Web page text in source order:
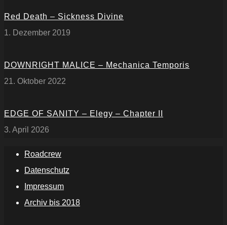
Red Death – Sickness Divine
1. Dezember 2019
DOWNRIGHT MALICE – Mechanica Temporis
21. Oktober 2022
EDGE OF SANITY – Elegy – Chapter II
3. April 2026
Roadcrew
Datenschutz
Impressum
Archiv bis 2018